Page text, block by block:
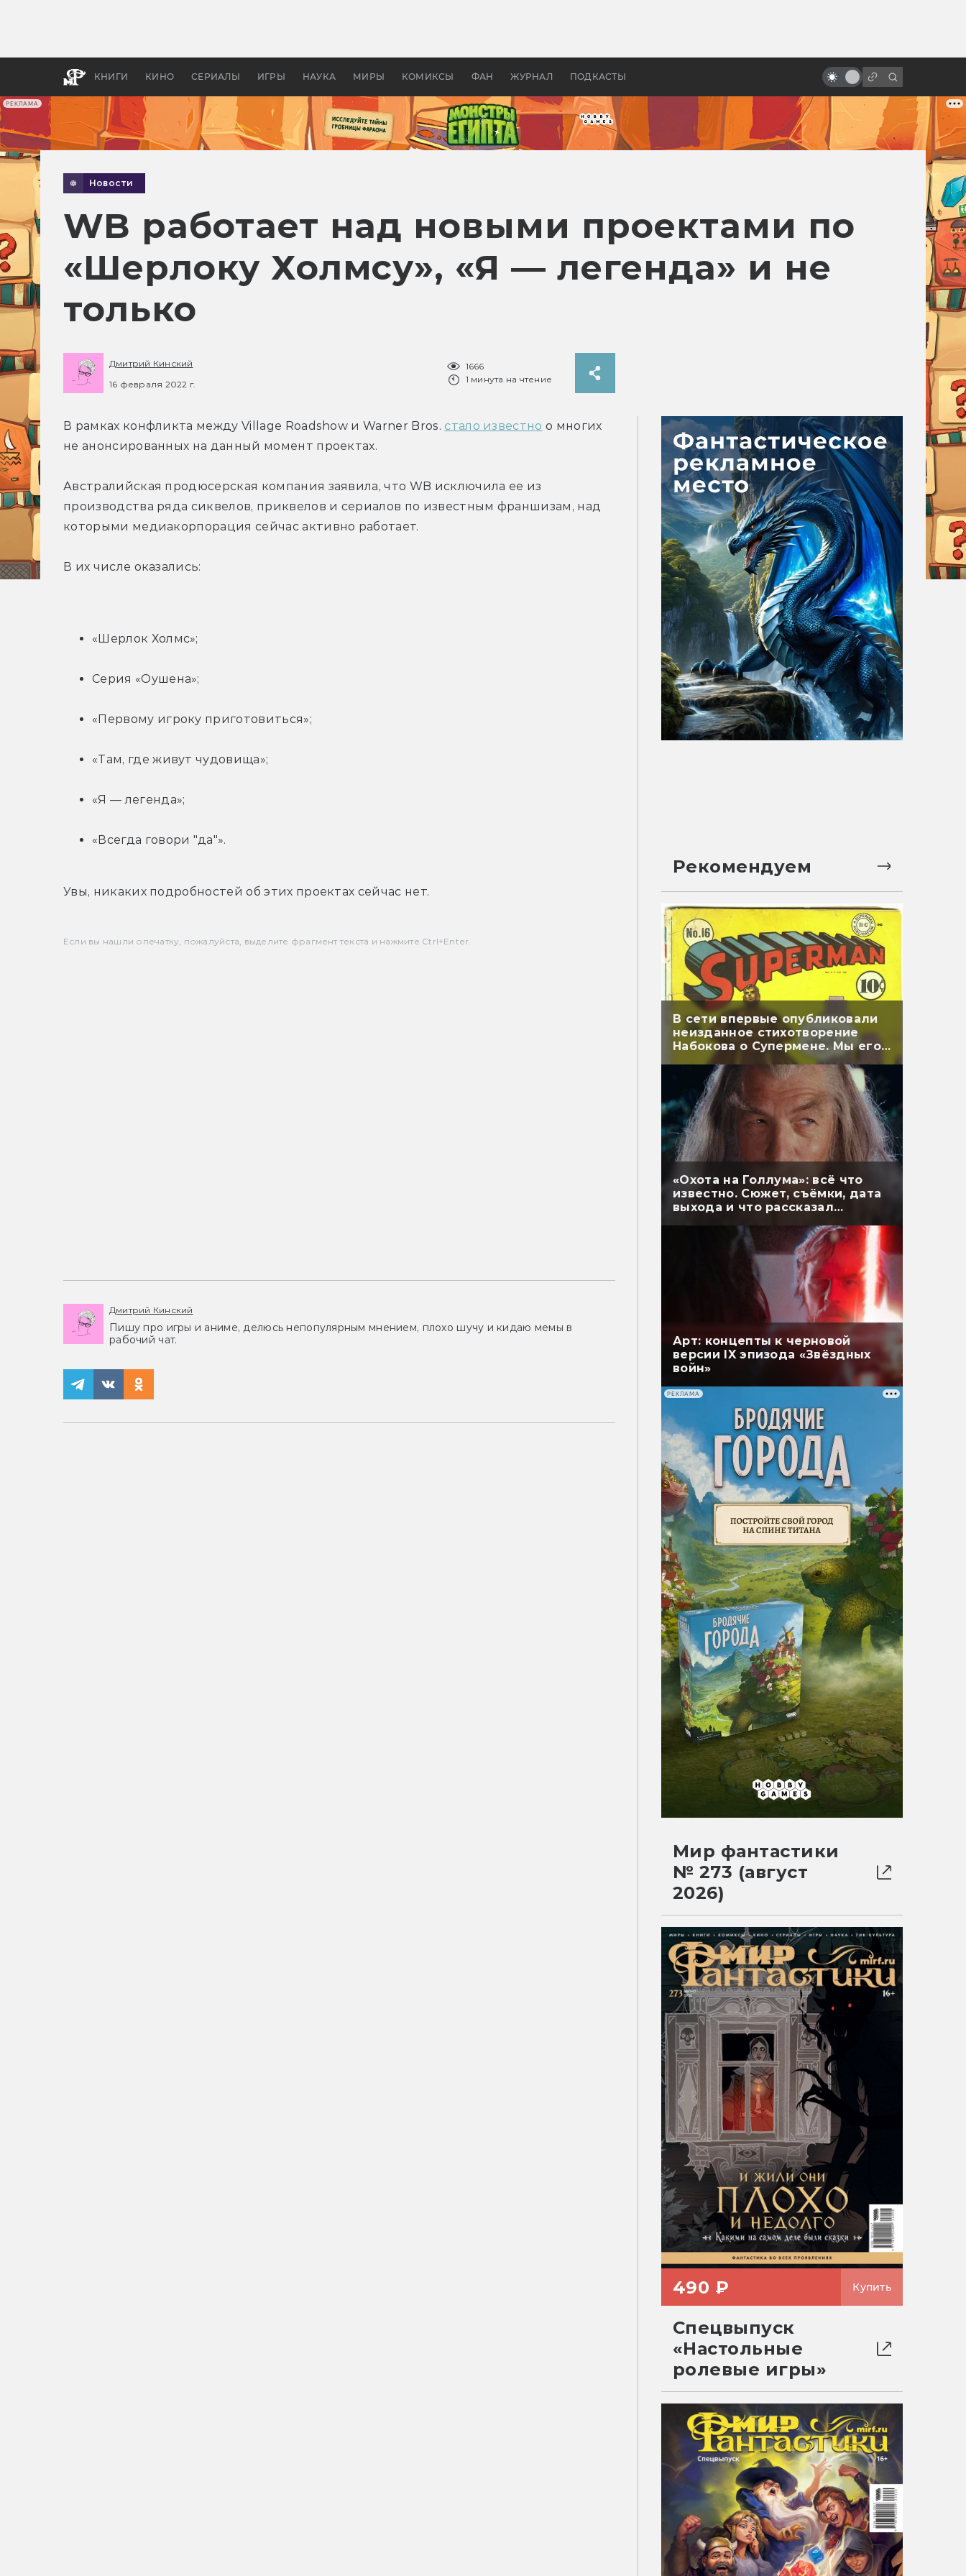
РЕКЛАМА
КНИГИ КИНО СЕРИАЛЫ ИГРЫ НАУКА МИРЫ КОМИКСЫ ФАН ЖУРНАЛ ПОДКАСТЫ
бы «Властелина колец»
Древней Грецией
доска?
Новости
WB работает над новыми проектами по
«Шерлоку Холмсу», «Я — легенда» и не
только
Дмитрий Кинский
16 февраля 2022 г.
1666
1 минута на чтение
В рамках конфликта между Village Roadshow и Warner Bros. стало известно о многих
не анонсированных на данный момент проектах.
Австралийская продюсерская компания заявила, что WB исключила ее из
производства ряда сиквелов, приквелов и сериалов по известным франшизам, над
которыми медиакорпорация сейчас активно работает.
В их числе оказались:
«Шерлок Холмс»;
Серия «Оушена»;
«Первому игроку приготовиться»;
«Там, где живут чудовища»;
«Я — легенда»;
«Всегда говори "да"».
Увы, никаких подробностей об этих проектах сейчас нет.
Если вы нашли опечатку, пожалуйста, выделите фрагмент текста и нажмите Ctrl+Enter.
Дмитрий Кинский
Пишу про игры и аниме, делюсь непопулярным мнением, плохо шучу и кидаю мемы в
рабочий чат.
Рекомендуем
В сети впервые опубликовали
неизданное стихотворение
Набокова о Супермене. Мы его
перевели
«Охота на Голлума»: всё что
известно. Сюжет, съёмки, дата
выхода и что рассказал
Арт: концепты к черновой
версии IX эпизода «Звёздных
войн»
РЕКЛАМА
Мир фантастики
№ 273 (август
2026)
490 ₽ Купить
Спецвыпуск
«Настольные
ролевые игры»